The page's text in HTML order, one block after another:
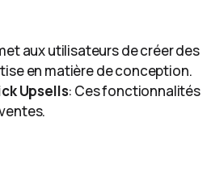
aux utilisateurs de créer des
en matière de conception.
Upsells: Ces fonctionnalités